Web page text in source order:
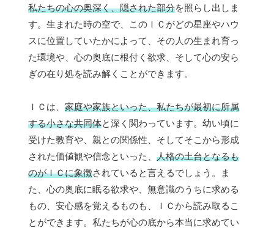
私たちの心の奥深く、隠された部分を照らし出しま
す。生まれた時の空で、このＩＣがどの星座やハウ
スに位置していたかによって、その人の生まれ育っ
た環境や、心の奥底に根付く欲求、そして心の安ら
ぎの在り処を読み解くことができます。
ＩＣは、 家庭や家族といった、私たちが最初に所属
する小さな共同体と深く関わっています。幼い頃に
受けた教育や、親との関係性、そしてそこから形成
された価値観や信念といった、 人格の土台となるも
のがＩＣに象徴されていると言えるでしょう。ま
た、心の奥底に眠る欲求や、無意識のうちに求める
もの、安心感を覚えるものも、ＩＣから読み取るこ
とができます。私たちが心の底から本当に求めてい